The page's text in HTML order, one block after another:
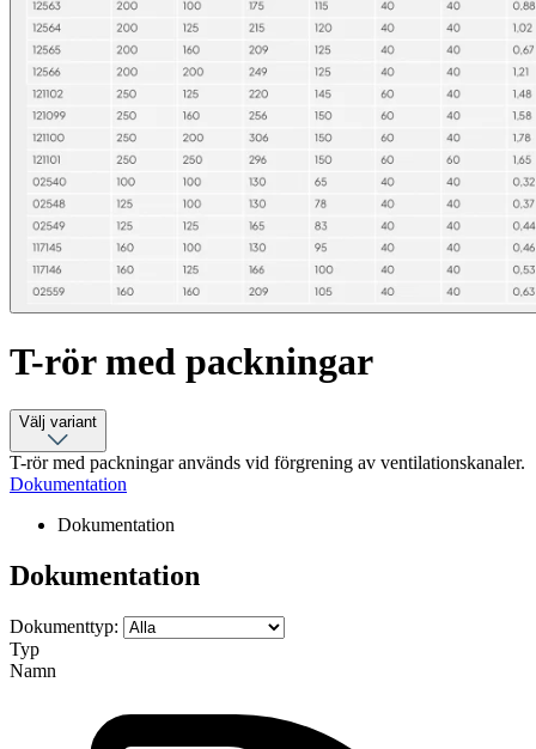
T-rör med packningar
Välj variant
T-rör med packningar används vid förgrening av ventilationskanaler.
Dokumentation
Dokumentation
Dokumentation
Dokumenttyp:
Typ
Namn